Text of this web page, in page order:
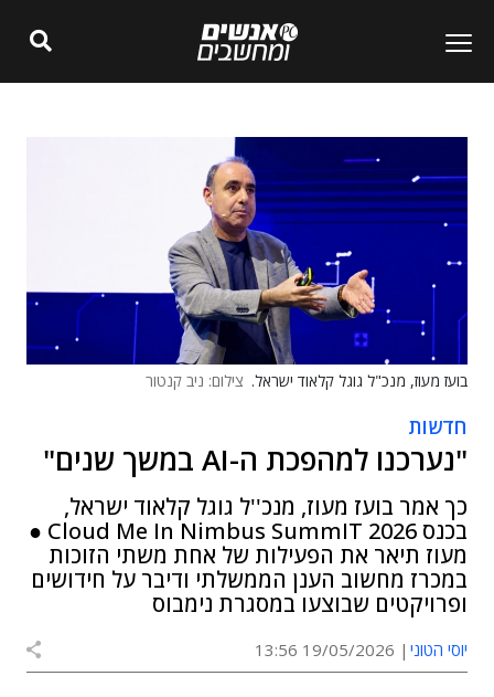
בועז מעוז, מנכ"ל גוגל קלאוד ישראל. צילום: ניב קנטור
חדשות
"נערכנו למהפכת ה-AI במשך שנים"
כך אמר בועז מעוז, מנכ''ל גוגל קלאוד ישראל,
בכנס Cloud Me In Nimbus SummIT 2026 ●
מעוז תיאר את הפעילות של אחת משתי הזוכות
במכרז מחשוב הענן הממשלתי ודיבר על חידושים
ופרויקטים שבוצעו במסגרת נימבוס
יוסי הטוני 19/05/2026 13:56